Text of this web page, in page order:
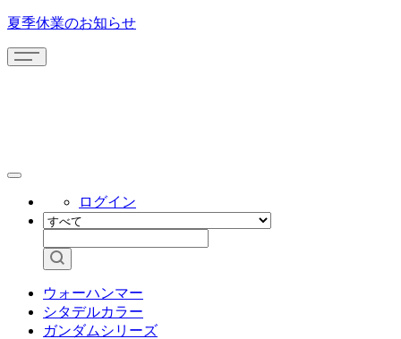
夏季休業のお知らせ
ログイン
ウォーハンマー
シタデルカラー
ガンダムシリーズ